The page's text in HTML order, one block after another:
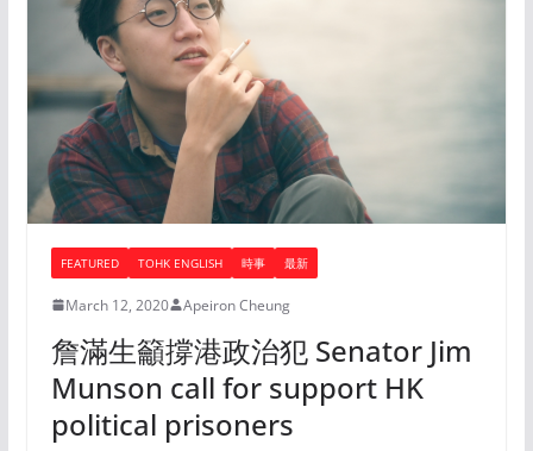
FEATURED TOHK ENGLISH 時事 最新
March 12, 2020 Apeiron Cheung
詹滿生籲撐港政治犯 Senator Jim
Munson call for support HK
political prisoners